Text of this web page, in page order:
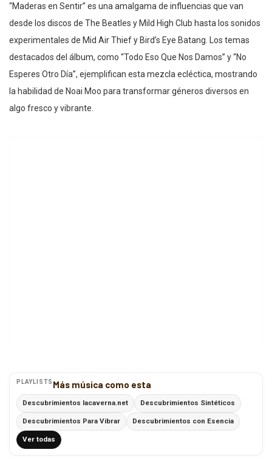
“Maderas en Sentir” es una amalgama de influencias que van
desde los discos de The Beatles y Mild High Club hasta los sonidos
experimentales de Mid Air Thief y Bird’s Eye Batang. Los temas
destacados del álbum, como “Todo Eso Que Nos Damos” y “No
Esperes Otro Día”, ejemplifican esta mezcla ecléctica, mostrando
la habilidad de Noai Moo para transformar géneros diversos en
algo fresco y vibrante.
PLAYLISTS Más música como esta
Descubrimientos lacaverna.net Descubrimientos Sintéticos
Descubrimientos Para Vibrar Descubrimientos con Esencia
Ver todas